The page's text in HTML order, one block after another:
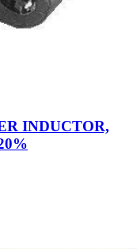
INDUCTOR,